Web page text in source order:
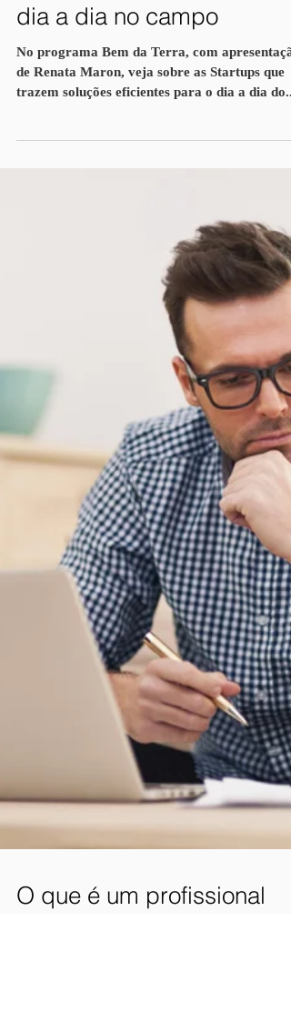
Como as startups trazem
soluções eficientes para o
No programa Bem da Terra, com
de Renata Maron, veja sobre as Startups que
trazem soluções eficientes para o dia a dia do...